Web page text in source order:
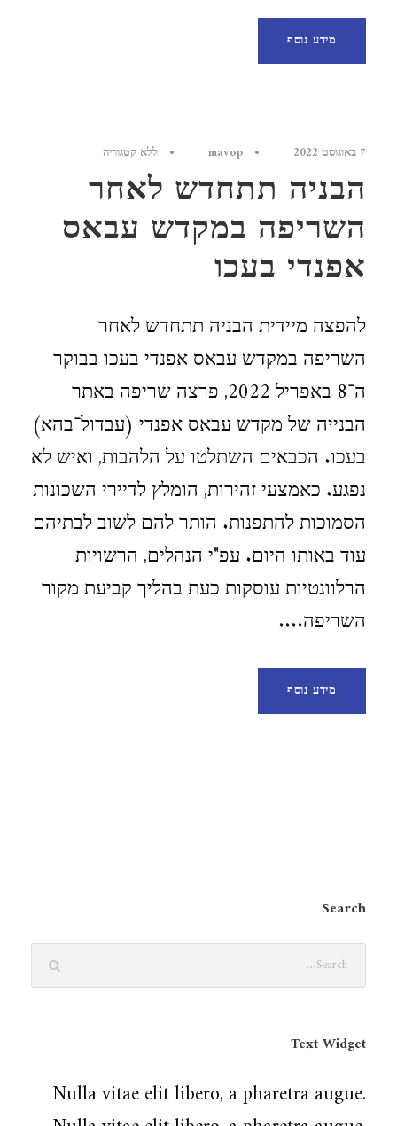
מידע נוסף
7 באוגוסט 2022 •
mavop
• ללא קטגוריה
הבניה תתחדש לאחר
השריפה במקדש עבאס
אפנדי בעכו
להפצה מיידית הבניה תתחדש לאחר
השריפה במקדש עבאס אפנדי בעכו בבוקר
ה־8 באפריל 2022, פרצה שריפה באתר
הבנייה של מקדש עבאס אפנדי (עבדול־בהא)
בעכו. הכבאים השתלטו על הלהבות, ואיש לא
נפגע. כאמצעי זהירות, הומלץ לדיירי השכונות
הסמוכות להתפנות. הותר להם לשוב לבתיהם
עוד באותו היום. עפ"י הנהלים, הרשויות
הרלוונטיות עוסקות כעת בהליך קביעת מקור
השריפה....
מידע נוסף
Search
Text Widget
Nulla vitae elit libero, a pharetra augue.